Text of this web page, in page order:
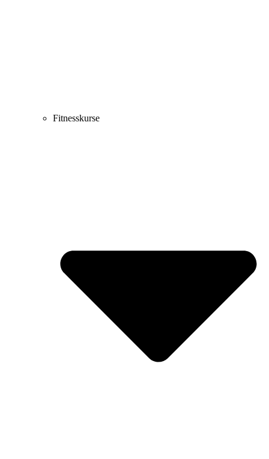
Fitnesskurse